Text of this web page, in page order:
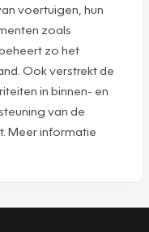
voertuigen, hun
zoals
zo het
Ook verstrekt de
in binnen- en
van de
Meer informatie